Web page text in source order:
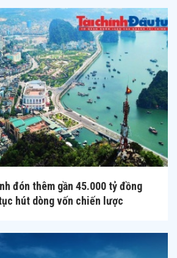
đón thêm gần 45.000 tỷ đồng
hút dòng vốn chiến lược